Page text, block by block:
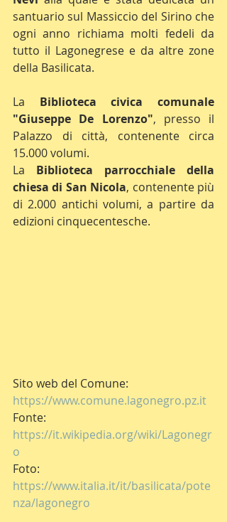
santuario sul Massiccio del Sirino che
ogni anno richiama molti fedeli da
tutto il Lagonegrese e da altre zone
della Basilicata.
La Biblioteca civica comunale
"Giuseppe De Lorenzo", presso il
Palazzo di città, contenente circa
15.000 volumi.
La Biblioteca parrocchiale della
chiesa di San Nicola, contenente più
di 2.000 antichi volumi, a partire da
edizioni cinquecentesche.
Sito web del Comune:
https://www.comune.lagonegro.pz.it
Fonte:
https://it.wikipedia.org/wiki/Lagonegr
o
Foto:
https://www.italia.it/it/basilicata/pote
nza/lagonegro